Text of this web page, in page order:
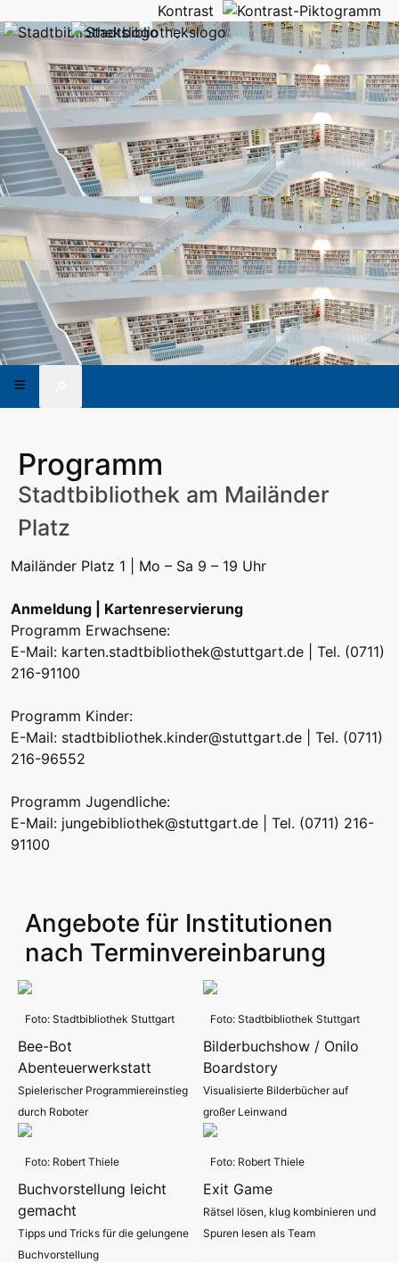
Kontrast
Programm
Stadtbibliothek am Mailänder
Platz
Mailänder Platz 1 | Mo – Sa 9 – 19 Uhr
Anmeldung | Kartenreservierung
Programm Erwachsene:
E-Mail: karten.stadtbibliothek@stuttgart.de | Tel. (0711)
216-91100
Programm Kinder:
E-Mail: stadtbibliothek.kinder@stuttgart.de | Tel. (0711)
216-96552
Programm Jugendliche:
E-Mail: jungebibliothek@stuttgart.de | Tel. (0711) 216-
91100
Angebote für Institutionen
nach Terminvereinbarung
Foto: Stadtbibliothek Stuttgart
Bee-Bot
Abenteuerwerkstatt
Spielerischer Programmiereinstieg
durch Roboter
Foto: Stadtbibliothek Stuttgart
Bilderbuchshow / Onilo
Boardstory
Visualisierte Bilderbücher auf
großer Leinwand
Foto: Robert Thiele
Buchvorstellung leicht
gemacht
Tipps und Tricks für die gelungene
Buchvorstellung
Foto: Robert Thiele
Exit Game
Rätsel lösen, klug kombinieren und
Spuren lesen als Team